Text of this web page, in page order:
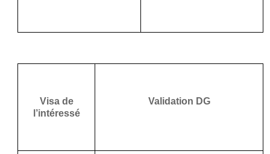
Visa de
l’intéressé
Validation DG